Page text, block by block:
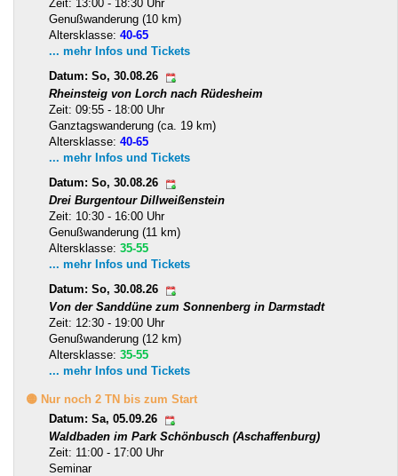
Zeit: 13:00 - 18:30 Uhr
Genußwanderung (10 km)
Altersklasse: 40-65
... mehr Infos und Tickets
Datum: So, 30.08.26
Rheinsteig von Lorch nach Rüdesheim
Zeit: 09:55 - 18:00 Uhr
Ganztagswanderung (ca. 19 km)
Altersklasse: 40-65
... mehr Infos und Tickets
Datum: So, 30.08.26
Drei Burgentour Dillweißenstein
Zeit: 10:30 - 16:00 Uhr
Genußwanderung (11 km)
Altersklasse: 35-55
... mehr Infos und Tickets
Datum: So, 30.08.26
Von der Sanddüne zum Sonnenberg in Darmstadt
Zeit: 12:30 - 19:00 Uhr
Genußwanderung (12 km)
Altersklasse: 35-55
... mehr Infos und Tickets
🟡 Nur noch 2 TN bis zum Start
Datum: Sa, 05.09.26
Waldbaden im Park Schönbusch (Aschaffenburg)
Zeit: 11:00 - 17:00 Uhr
Seminar